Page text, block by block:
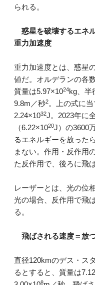
られる。
惑星を破壊するエネ
重力加速度
重力加速度とは、惑星
値だ。オルデランの各
質量は5.97×1024kg、半
9.8m／秒2。上の式に
2.24×1032J。2023年に
（6.22×1020J）の3600
るエネルギーを放った
まない。作用・反作用
た反作用で、後ろに飛
レーザーとは、光の位
光の場合、反作用で飛
る。
飛ばされる速度＝放
直径120kmのデス・ス
るとすると、質量は
8